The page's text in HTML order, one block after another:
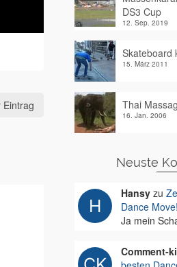
Eintrag
DS3 Cup
12. Sep. 2019
Skateboard
15. März 2011
Thai
16. Jan. 2006
Neuste
Hansyzu
Dance Move!
Ja mein
Comment-